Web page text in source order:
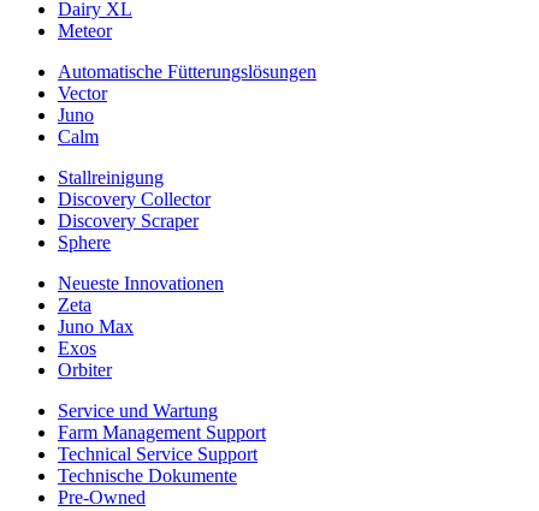
Dairy XL
Meteor
Automatische Fütterungslösungen
Vector
Juno
Calm
Stallreinigung
Discovery Collector
Discovery Scraper
Sphere
Neueste Innovationen
Zeta
Juno Max
Exos
Orbiter
Service und Wartung
Farm Management Support
Technical Service Support
Technische Dokumente
Pre-Owned